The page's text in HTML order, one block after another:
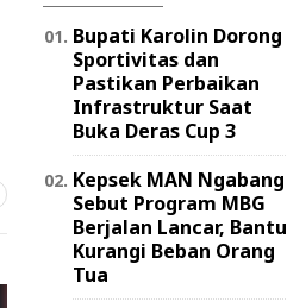
Bupati Karolin Dorong
Sportivitas dan
Pastikan Perbaikan
Infrastruktur Saat
Buka Deras Cup 3
Kepsek MAN Ngabang
Sebut Program MBG
Berjalan Lancar, Bantu
Kurangi Beban Orang
Tua